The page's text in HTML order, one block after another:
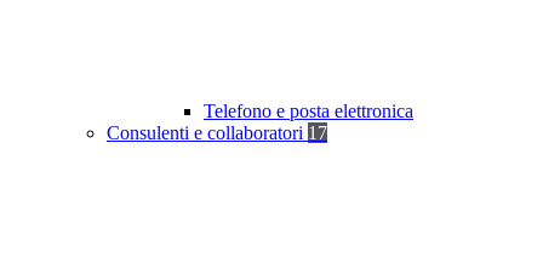
Telefono e posta elettronica
Consulenti e collaboratori 17